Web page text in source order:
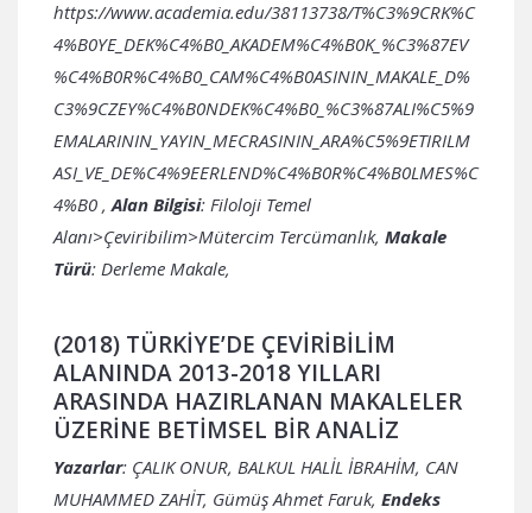
https://www.academia.edu/38113738/T%C3%9CRK%C
4%B0YE_DEK%C4%B0_AKADEM%C4%B0K_%C3%87EV
%C4%B0R%C4%B0_CAM%C4%B0ASININ_MAKALE_D%
C3%9CZEY%C4%B0NDEK%C4%B0_%C3%87ALI%C5%9
EMALARININ_YAYIN_MECRASININ_ARA%C5%9ETIRILM
ASI_VE_DE%C4%9EERLEND%C4%B0R%C4%B0LMES%C
4%B0 , Alan Bilgisi: Filoloji Temel
Alanı>Çeviribilim>Mütercim Tercümanlık, Makale
Türü: Derleme Makale,
(2018) TÜRKİYE’DE ÇEVİRİBİLİM
ALANINDA 2013-2018 YILLARI
ARASINDA HAZIRLANAN MAKALELER
ÜZERİNE BETİMSEL BİR ANALİZ
Yazarlar: ÇALIK ONUR, BALKUL HALİL İBRAHİM, CAN
MUHAMMED ZAHİT, Gümüş Ahmet Faruk, Endeks